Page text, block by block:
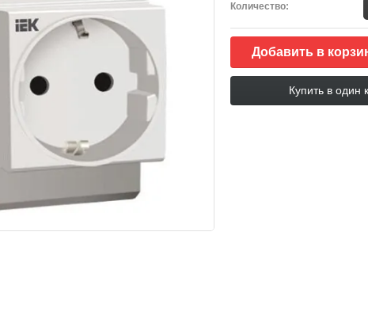
Количество:
Добавить в
Купить в один